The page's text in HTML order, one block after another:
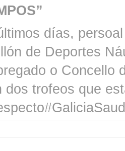
días,
de Deportes
o Concello
dos trofeos que